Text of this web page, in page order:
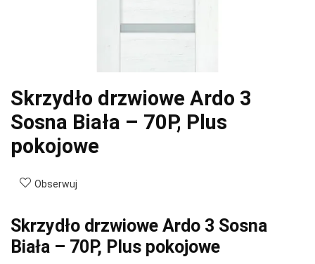
Skrzydło drzwiowe Ardo 3
Sosna Biała – 70P, Plus
pokojowe
Obserwuj
Skrzydło drzwiowe Ardo 3 Sosna
Biała – 70P, Plus pokojowe